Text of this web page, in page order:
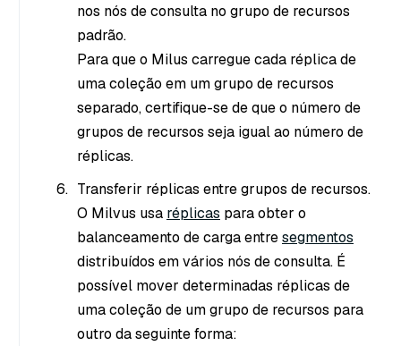
nos nós de consulta no grupo de recursos
padrão.
Para que o Milus carregue cada réplica de
uma coleção em um grupo de recursos
separado, certifique-se de que o número de
grupos de recursos seja igual ao número de
réplicas.
Transferir réplicas entre grupos de recursos.
O Milvus usa réplicas para obter o
balanceamento de carga entresegmentos
distribuídos em vários nós de consulta. É
possível mover determinadas réplicas de
uma coleção de um grupo de recursos para
outro da seguinte forma: